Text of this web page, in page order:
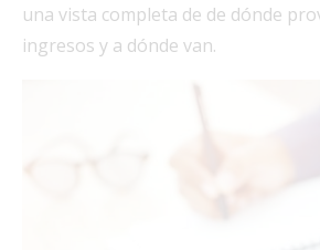
una vista completa de de dónde
ingresos y a dónde van.